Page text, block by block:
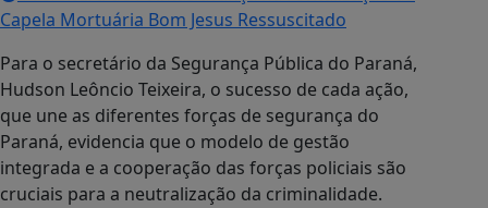
Capela Mortuária Bom Jesus Ressuscitado
Para o secretário da Segurança Pública do Paraná,
Hudson Leôncio Teixeira, o sucesso de cada ação,
que une as diferentes forças de segurança do
Paraná, evidencia que o modelo de gestão
integrada e a cooperação das forças policiais são
cruciais para a neutralização da criminalidade.